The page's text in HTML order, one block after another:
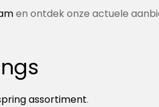
en ontdek onze actuele
assortiment.